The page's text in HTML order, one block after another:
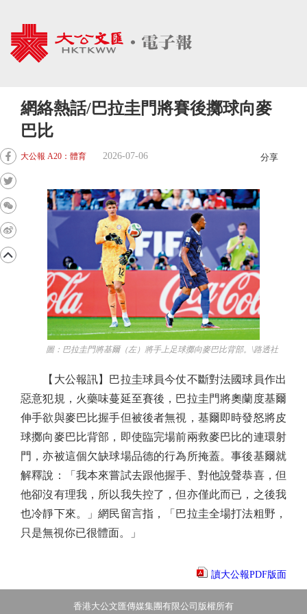
網絡熱話/巴拉圭門將賽後擲球向麥
巴比
大公報 A20：體育 2026-07-06 分享
圖：巴拉圭門將基爾（左）將手上足球擲向麥巴比背部。\路透社
【大公報訊】巴拉圭球員今仗不斷對法國球員作出
惡意犯規，火藥味蔓延至賽後，巴拉圭門將奧蘭度基爾
伸手欲與麥巴比握手但被後者無視，基爾即時發怒將皮
球擲向麥巴比背部，即使臨完場前兩救麥巴比的連環射
門，亦被這個欠缺球場品德的行為所掩蓋。事後基爾就
解釋說：「我本來嘗試去跟他握手、對他說聲恭喜，但
他卻沒有理我，所以我失控了，但亦僅此而已，之後我
也冷靜下來。」網民留言指，「巴拉圭全場打法粗野，
只是無視你已很體面。」
讀大公報PDF版面
香港大公文匯傳媒集團有限公司版權所有